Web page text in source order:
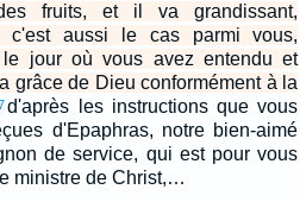
fruits, et il va grandissant,
c'est aussi le cas parmi vous,
le jour où vous avez entendu et
grâce de Dieu conformément à la
d'après les instructions que vous
d'Epaphras, notre bien-aimé
de service, qui est pour vous
ministre de Christ,…